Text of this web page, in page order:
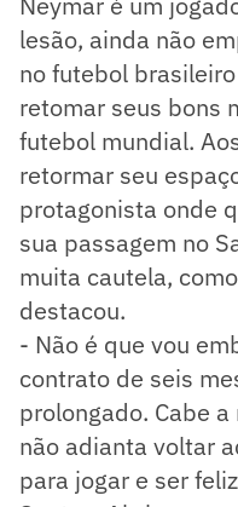
lesão, ainda não
no futebol
retomar seus bons
futebol mundial.
retormar seu
protagonista onde
sua passagem no
muita cautela,
destacou.
- Não é que vou
contrato de seis
prolongado. Cabe
não adianta voltar
para jogar e ser